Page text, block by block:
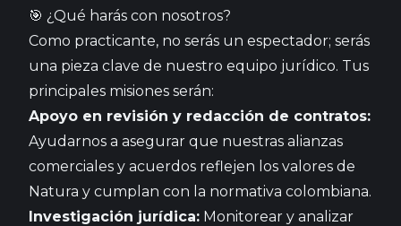
🎯 ¿Qué harás con nosotros?
Como practicante, no serás un espectador; serás
una pieza clave de nuestro equipo jurídico. Tus
principales misiones serán:
Apoyo en revisión y redacción de contratos:
Ayudarnos a asegurar que nuestras alianzas
comerciales y acuerdos reflejen los valores de
Natura y cumplan con la normativa colombiana.
Investigación jurídica: Monitorear y analizar